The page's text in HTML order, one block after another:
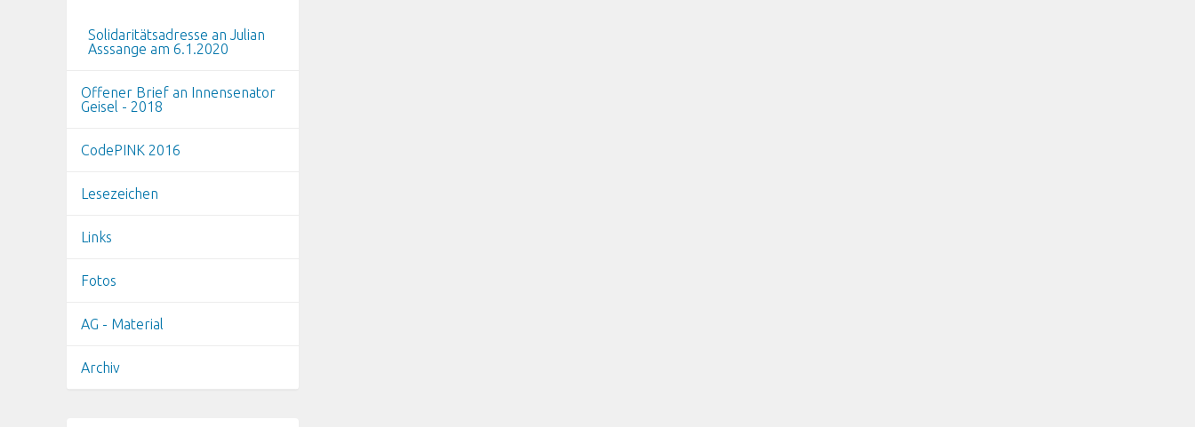
Solidaritätsadresse an Julian
Asssange am 6.1.2020
Offener Brief an Innensenator
Geisel - 2018
CodePINK 2016
Lesezeichen
Links
Fotos
AG - Material
Archiv